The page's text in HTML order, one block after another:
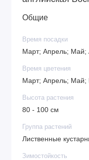
Общие
Время посадки
Март; Апрель; Май;
Время цветения
Март; Апрель; Май;
Высота растения
80 - 100 см
Группа растений
Лиственные
Зимостойкость